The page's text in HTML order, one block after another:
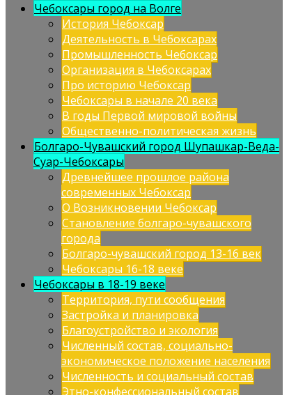
Чебоксары город на Волге
История Чебоксар
Деятельность в Чебоксарах
Промышленность Чебоксар
Организация в Чебоксарах
Про историю Чебоксар
Чебоксары в начале 20 века
В годы Первой мировой войны
Общественно-политическая жизнь
Болгаро-Чувашский город Шупашкар-Веда-
Суар-Чебоксары
Древнейшее прошлое района
современных Чебоксар
О Возникновении Чебоксар
Становление болгаро-чувашского
города
Болгаро-чувашский город 13-16 век
Чебоксары 16-18 веке
Чебоксары в 18-19 веке
Территория, пути сообщения
Застройка и планировка
Благоустройство и экология
Численный состав, социально-
экономическое положение населения
Численность и социальный состав
Этно-конфессиональный состав